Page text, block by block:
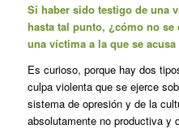
Si haber sido testigo de una
hasta tal punto, ¿cómo no se
una víctima a la que se
Es curioso, porque hay dos
culpa violenta que se ejerce
sistema de opresión y de la
absolutamente no productiva y